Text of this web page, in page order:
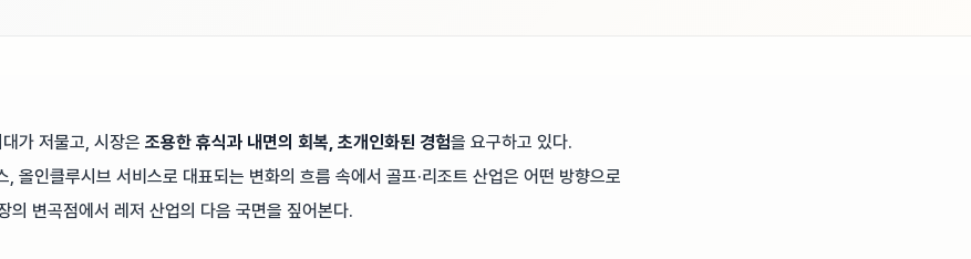
가 저물고, 시장은 조용한 휴식과 내면의 회복, 초개인화된 경험을 요구하고 있다.
, 올인클루시브 서비스로 대표되는 변화의 흐름 속에서 골프·리조트 산업은 어떤 방향으로
의 변곡점에서 레저 산업의 다음 국면을 짚어본다.